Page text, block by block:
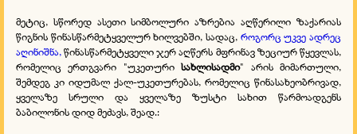
მეტიც, სწორედ ასეთი სიმბოლური აზრებია აღწერილი ზაქარიას
წიგნის წინასწარმეტყველურ ხილვებში, სადაც, როგორც უკვე ადრეც
აღინიშნა,წინასწარმეტყველი ჯერ აღწერს მფრინავ ზეციურ წყევლას,
რომელიც ერთგვარი "უკეთურისახლისადმი" არის მიმართული,
შემდეგ კი იდუმალ ქალ-უკეთურებას, რომელიც წინასახეობრივად,
ყველაზე სრული და ყველაზე ზუსტი სახით წარმოადგენს
ბაბილონის დიდ მეძავს, შეად.: